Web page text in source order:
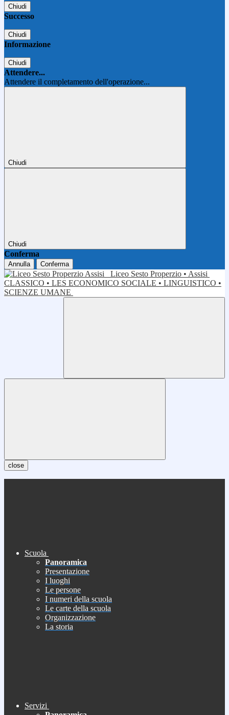
Chiudi
Successo
Chiudi
Informazione
Chiudi
Attendere...
Attendere il completamento dell'operazione...
Chiudi
Chiudi
Conferma
Annulla Conferma
Liceo Sesto Properzio • Assisi
CLASSICO • LES ECONOMICO SOCIALE • LINGUISTICO •
SCIENZE UMANE
close
Scuola
Panoramica
Presentazione
I luoghi
Le persone
I numeri della scuola
Le carte della scuola
Organizzazione
La storia
Servizi